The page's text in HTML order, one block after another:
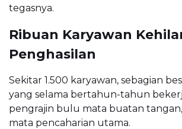
tegasnya.
Ribuan Karyawan
Penghasilan
Sekitar 1.500 karyawan, sebagian
yang selama bertahun-tahun
pengrajin bulu mata buatan
mata pencaharian utama.